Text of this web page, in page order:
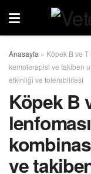
Anasayfa » Köpek B ve
kemoterapisi ve takiben
etkinliği ve tolerabilitesi
Köpek B
ve